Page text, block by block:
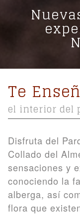
Te
el interior del
Disfruta del
Collado del
sensaciones y
conociendo la
alberga, así
flora que